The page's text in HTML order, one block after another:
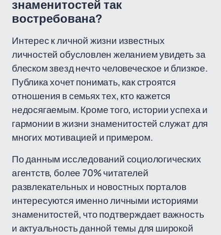
знаменитостей так
востребована?
Интерес к личной жизни известных
личностей обусловлен желанием увидеть за
блеском звезд нечто человеческое и близкое.
Публика хочет понимать, как строятся
отношения в семьях тех, кто кажется
недосягаемым. Кроме того, истории успеха и
гармонии в жизни знаменитостей служат для
многих мотивацией и примером.
По данным исследований социологических
агентств, более 70% читателей
развлекательных и новостных порталов
интересуются именно личными историями
знаменитостей, что подтверждает важность
и актуальность данной темы для широкой